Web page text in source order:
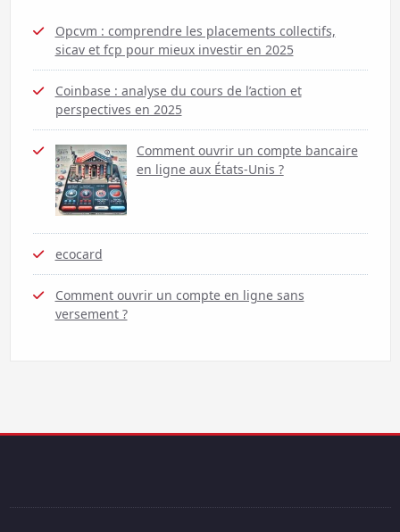
Opcvm : comprendre les placements collectifs,
sicav et fcp pour mieux investir en 2025
Coinbase : analyse du cours de l’action et
perspectives en 2025
Comment ouvrir un compte bancaire
en ligne aux États-Unis ?
ecocard
Comment ouvrir un compte en ligne sans
versement ?